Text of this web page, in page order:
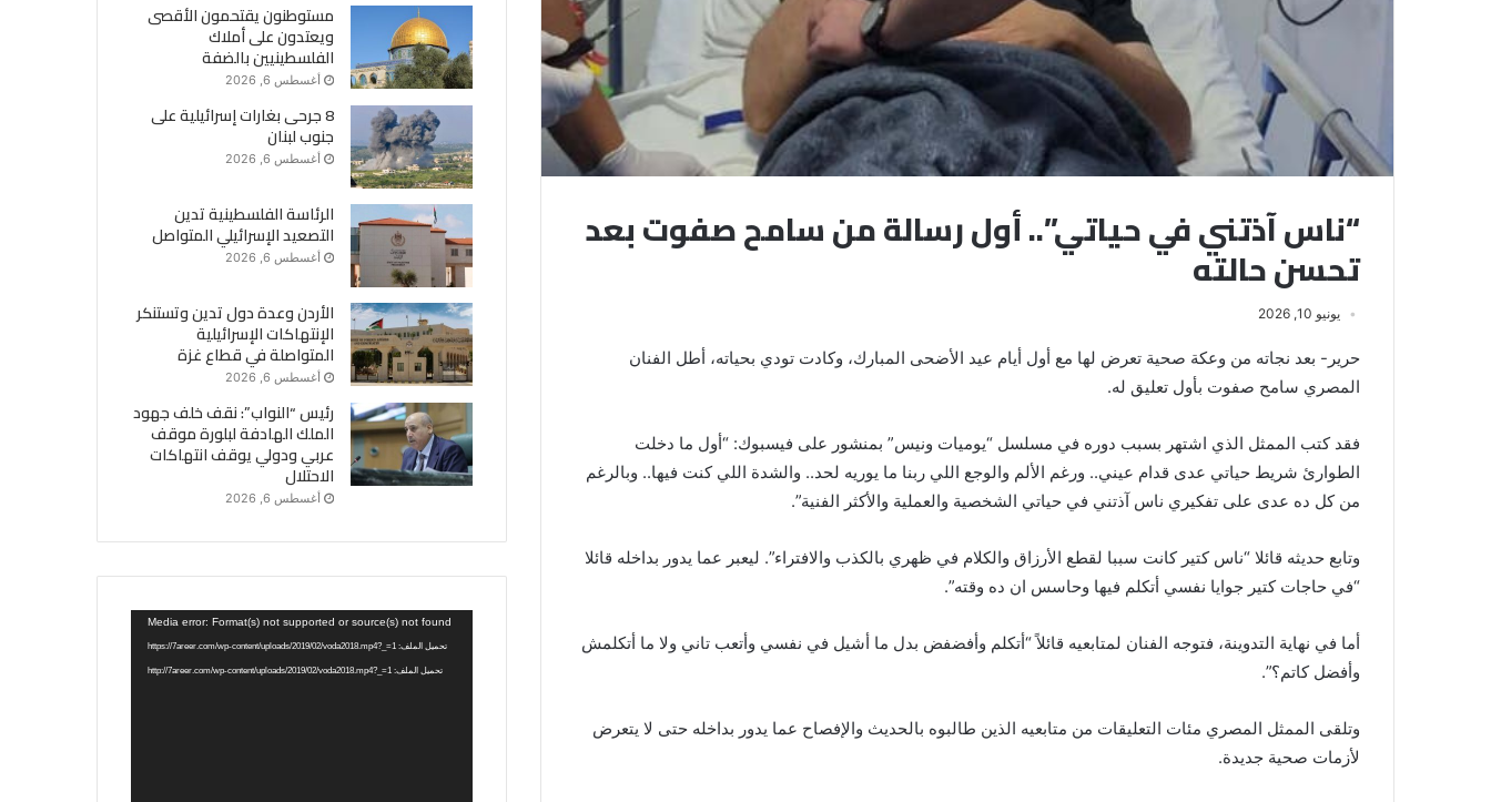
“ناس آذتني في حياتي”.. أول رسالة من سامح صفوت بعد
تحسن حالته
يونيو 10, 2026
حرير- بعد نجاته من وعكة صحية تعرض لها مع أول أيام عيد الأضحى المبارك، وكادت تودي بحياته، أطل الفنان
المصري سامح صفوت بأول تعليق له.
فقد كتب الممثل الذي اشتهر بسبب دوره في مسلسل “يوميات ونيس” بمنشور على فيسبوك: “أول ما دخلت
الطوارئ شريط حياتي عدى قدام عيني.. ورغم الألم والوجع اللي ربنا ما يوريه لحد.. والشدة اللي كنت فيها.. وبالرغم
من كل ده عدى على تفكيري ناس آذتني في حياتي الشخصية والعملية والأكثر الفنية”.
وتابع حديثه قائلا “ناس كتير كانت سببا لقطع الأرزاق والكلام في ظهري بالكذب والافتراء”. ليعبر عما يدور بداخله قائلا
“في حاجات كتير جوايا نفسي أتكلم فيها وحاسس ان ده وقته”.
أما في نهاية التدوينة، فتوجه الفنان لمتابعيه قائلاً “أتكلم وأفضفض بدل ما أشيل في نفسي وأتعب تاني ولا ما أتكلمش
وأفضل كاتم؟”.
وتلقى الممثل المصري مئات التعليقات من متابعيه الذين طالبوه بالحديث والإفصاح عما يدور بداخله حتى لا يتعرض
لأزمات صحية جديدة.
مستوطنون يقتحمون الأقصى
ويعتدون على أملاك
الفلسطينيين بالضفة
أغسطس 6, 2026
8 جرحى بغارات إسرائيلية على
جنوب لبنان
أغسطس 6, 2026
الرئاسة الفلسطينية تدين
التصعيد الإسرائيلي المتواصل
أغسطس 6, 2026
الأردن وعدة دول تدين وتستنكر
الإنتهاكات الإسرائيلية
المتواصلة في قطاع غزة
أغسطس 6, 2026
رئيس “النواب”: نقف خلف جهود
الملك الهادفة لبلورة موقف
عربي ودولي يوقف انتهاكات
الاحتلال
أغسطس 6, 2026
مشغل
الفيديو
Media error: Format(s) not supported or source(s) not found
تحميل الملف: https://7areer.com/wp-content/uploads/2019/02/voda2018.mp4?_=1
تحميل الملف: http://7areer.com/wp-content/uploads/2019/02/voda2018.mp4?_=1